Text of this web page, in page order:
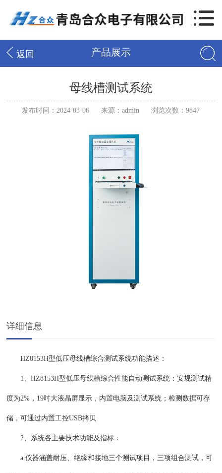
返回 产品展示
母线槽测试系统
发布时间：2024-03-06 来源：admin 浏览次数：9847
详细信息
HZ8153H型低压母线槽综合测试系统功能描述：
1、HZ8153H型低压母线槽综合性能自动测试系统：安规测试精
度为2%，19吋大液晶屏显示，内置电脑及测试系统；检测数据可存
储，可通过内置工控USB拷贝
2、系统各主要技术功能及指标：
a.仪器涵盖耐压、绝缘和接地三个测试项目，三项组合测试，可